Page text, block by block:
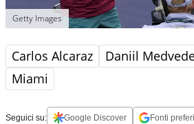
Getty Images
Carlos Alcaraz Daniil
Miami
Seguici su: Google Discover Fonti